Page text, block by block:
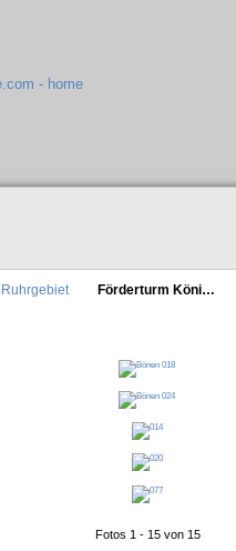
Ruhrgebiet Förderturm Köni…
Fotos 1 - 15 von 15